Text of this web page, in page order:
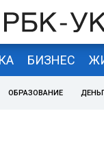
БИЗНЕС
ОБРАЗОВАНИЕ